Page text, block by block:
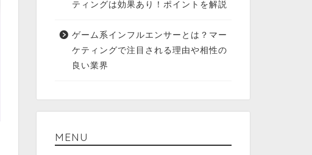
ティングは効果あり！ポイントを解説
ゲーム系インフルエンサーとは？マー
ケティングで注目される理由や相性の
良い業界
MENU